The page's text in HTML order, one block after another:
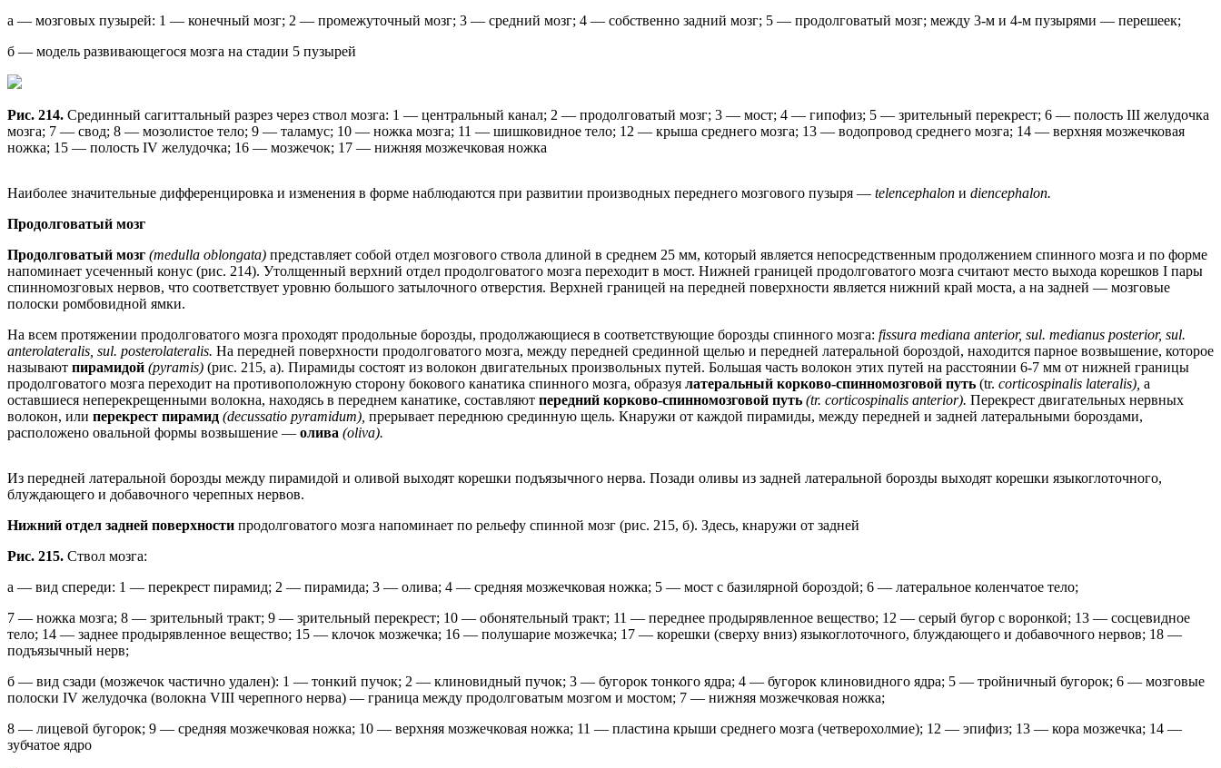
а — мозговых пузырей: 1 — конечный мозг; 2 — промежуточный мозг; 3 — средний мозг; 4 — собственно задний мозг; 5 — продолговатый мозг; между 3-м и 4-м пузырями — перешеек;
б — модель развивающегося мозга на стадии 5 пузырей
Рис. 214. Срединный сагиттальный разрез через ствол мозга: 1 — центральный канал; 2 — продолговатый мозг; 3 — мост; 4 — гипофиз; 5 — зрительный перекрест; 6 — полость III желудочка
мозга; 7 — свод; 8 — мозолистое тело; 9 — таламус; 10 — ножка мозга; 11 — шишковидное тело; 12 — крыша среднего мозга; 13 — водопровод среднего мозга; 14 — верхняя мозжечковая
ножка; 15 — полость IV желудочка; 16 — мозжечок; 17 — нижняя мозжечковая ножка
Наиболее значительные дифференцировка и изменения в форме наблюдаются при развитии производных переднего мозгового пузыря — telencephalon и diencephalon.
Продолговатый мозг
Продолговатый мозг (medulla oblongata) представляет собой отдел мозгового ствола длиной в среднем 25 мм, который является непосредственным продолжением спинного мозга и по форме
напоминает усеченный конус (рис. 214). Утолщенный верхний отдел продолговатого мозга переходит в мост. Нижней границей продолговатого мозга считают место выхода корешков I пары
спинномозговых нервов, что соответствует уровню большого затылочного отверстия. Верхней границей на передней поверхности является нижний край моста, а на задней — мозговые
полоски ромбовидной ямки.
На всем протяжении продолговатого мозга проходят продольные борозды, продолжающиеся в соответствующие борозды спинного мозга: fissura mediana anterior, sul. medianus posterior, sul.
anterolateralis, sul. posterolateralis. На передней поверхности продолговатого мозга, между передней срединной щелью и передней латеральной бороздой, находится парное возвышение, которое
называют пирамидой (pyramis) (рис. 215, а). Пирамиды состоят из волокон двигательных произвольных путей. Большая часть волокон этих путей на расстоянии 6-7 мм от нижней границы
продолговатого мозга переходит на противоположную сторону бокового канатика спинного мозга, образуя латеральный корково-спинномозговой путь (tr. corticospinalis lateralis), а
оставшиеся неперекрещенными волокна, находясь в переднем канатике, составляют передний корково-спинномозговой путь (tr. corticospinalis anterior). Перекрест двигательных нервных
волокон, или перекрест пирамид (decussatio pyramidum), прерывает переднюю срединную щель. Кнаружи от каждой пирамиды, между передней и задней латеральными бороздами,
расположено овальной формы возвышение — олива (oliva).
Из передней латеральной борозды между пирамидой и оливой выходят корешки подъязычного нерва. Позади оливы из задней латеральной борозды выходят корешки языкоглоточного,
блуждающего и добавочного черепных нервов.
Нижний отдел задней поверхности продолговатого мозга напоминает по рельефу спинной мозг (рис. 215, б). Здесь, кнаружи от задней
Рис. 215. Ствол мозга:
а — вид спереди: 1 — перекрест пирамид; 2 — пирамида; 3 — олива; 4 — средняя мозжечковая ножка; 5 — мост с базилярной бороздой; 6 — латеральное коленчатое тело;
7 — ножка мозга; 8 — зрительный тракт; 9 — зрительный перекрест; 10 — обонятельный тракт; 11 — переднее продырявленное вещество; 12 — серый бугор с воронкой; 13 — сосцевидное
тело; 14 — заднее продырявленное вещество; 15 — клочок мозжечка; 16 — полушарие мозжечка; 17 — корешки (сверху вниз) языкоглоточного, блуждающего и добавочного нервов; 18 —
подъязычный нерв;
б — вид сзади (мозжечок частично удален): 1 — тонкий пучок; 2 — клиновидный пучок; 3 — бугорок тонкого ядра; 4 — бугорок клиновидного ядра; 5 — тройничный бугорок; 6 — мозговые
полоски IV желудочка (волокна VIII черепного нерва) — граница между продолговатым мозгом и мостом; 7 — нижняя мозжечковая ножка;
8 — лицевой бугорок; 9 — средняя мозжечковая ножка; 10 — верхняя мозжечковая ножка; 11 — пластина крыши среднего мозга (четверохолмие); 12 — эпифиз; 13 — кора мозжечка; 14 —
зубчатое ядро